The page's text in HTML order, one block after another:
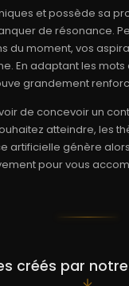
et possède sa
de résonance.
du moment, vos
En adaptant les
grandement
de concevoir un
atteindre, les
artificielle génère
pour vous
créés par